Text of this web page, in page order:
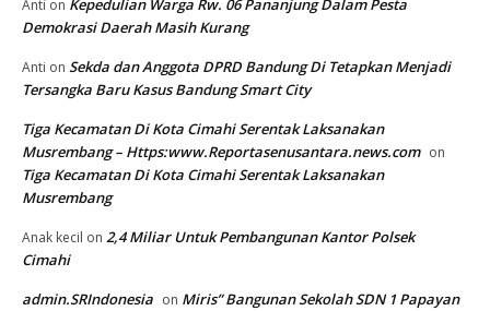
Anti on Kepedulian Warga Rw. 06 Pananjung Dalam Pesta
Demokrasi Daerah Masih Kurang
Anti on Sekda dan Anggota DPRD Bandung Di Tetapkan Menjadi
Tersangka Baru Kasus Bandung Smart City
Tiga Kecamatan Di Kota Cimahi Serentak Laksanakan
Musrembang – Https:www.Reportasenusantara.news.com on
Tiga Kecamatan Di Kota Cimahi Serentak Laksanakan
Musrembang
Anak kecil on 2,4 Miliar Untuk Pembangunan Kantor Polsek
Cimahi
admin.SRIndonesia on Miris” Bangunan Sekolah SDN 1 Papayan